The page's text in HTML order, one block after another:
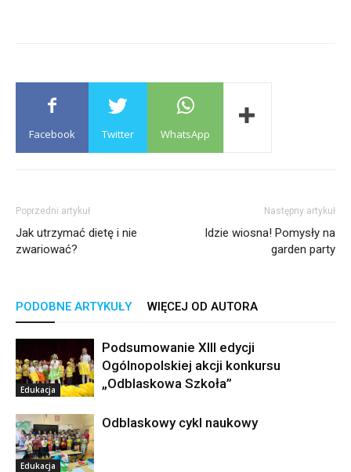
Facebook Twitter WhatsApp
Poprzedni artykuł
Jak utrzymać dietę i nie
zwariować?
Następny artykuł
Idzie wiosna! Pomysły na
garden party
PODOBNE ARTYKUŁY WIĘCEJ OD AUTORA
Edukacja
Podsumowanie XIII edycji
Ogólnopolskiej akcji konkursu
„Odblaskowa Szkoła”
Edukacja
Odblaskowy cykl naukowy